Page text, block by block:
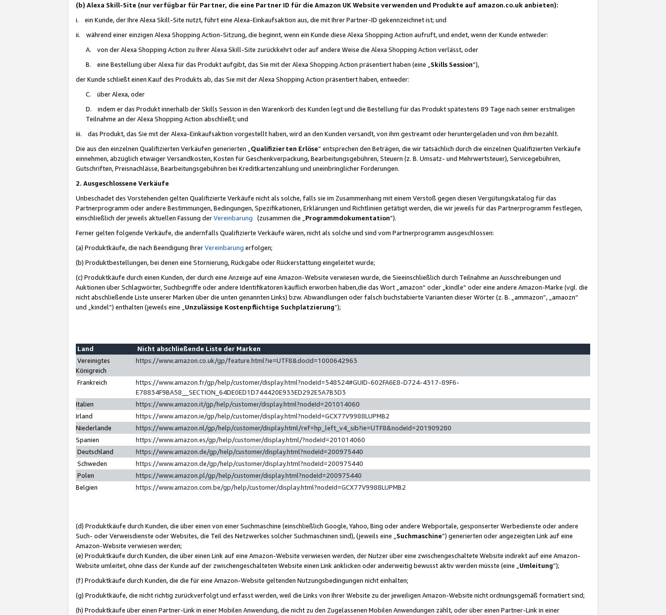
(b) Alexa Skill-Site (nur verfügbar für Partner, die eine Partner ID für die Amazon UK Website verwenden und Produkte auf amazon.co.uk anbieten):
i. ein Kunde, der Ihre Alexa Skill-Site nutzt, führt eine Alexa-Einkaufsaktion aus, die mit Ihrer Partner-ID gekennzeichnet ist; und
ii. während einer einzigen Alexa Shopping Action-Sitzung, die beginnt, wenn ein Kunde diese Alexa Shopping Action aufruft, und endet, wenn der Kunde entweder:
A. von der Alexa Shopping Action zu Ihrer Alexa Skill-Site zurückkehrt oder auf andere Weise die Alexa Shopping Action verlässt, oder
B. eine Bestellung über Alexa für das Produkt aufgibt, das Sie mit der Alexa Shopping Action präsentiert haben (eine „ Skills Session“),
der Kunde schließt einen Kauf des Produkts ab, das Sie mit der Alexa Shopping Action präsentiert haben, entweder:
C. über Alexa, oder
D. indem er das Produkt innerhalb der Skills Session in den Warenkorb des Kunden legt und die Bestellung für das Produkt spätestens 89 Tage nach seiner erstmaligen
Teilnahme an der Alexa Shopping Action abschließt; und
iii. das Produkt, das Sie mit der Alexa-Einkaufsaktion vorgestellt haben, wird an den Kunden versandt, von ihm gestreamt oder heruntergeladen und von ihm bezahlt.
Die aus den einzelnen Qualifizierten Verkäufen generierten „ Qualifizierten Erlöse“ entsprechen den Beträgen, die wir tatsächlich durch die einzelnen Qualifizierten Verkäufe
einnehmen, abzüglich etwaiger Versandkosten, Kosten für Geschenkverpackung, Bearbeitungsgebühren, Steuern (z. B. Umsatz- und Mehrwertsteuer), Servicegebühren,
Gutschriften, Preisnachlässe, Bearbeitungsgebühren bei Kreditkartenzahlung und uneinbringlicher Forderungen.
2. Ausgeschlossene Verkäufe
Unbeschadet des Vorstehenden gelten Qualifizierte Verkäufe nicht als solche, falls sie im Zusammenhang mit einem Verstoß gegen diesen Vergütungskatalog für das
Partnerprogramm oder andere Bestimmungen, Bedingungen, Spezifikationen, Erklärungen und Richtlinien getätigt werden, die wir jeweils für das Partnerprogramm festlegen,
einschließlich der jeweils aktuellen Fassung derVereinbarung (zusammen die „ Programmdokumentation“).
Ferner gelten folgende Verkäufe, die andernfalls Qualifizierte Verkäufe wären, nicht als solche und sind vom Partnerprogramm ausgeschlossen:
(a) Produktkäufe, die nach Beendigung IhrerVereinbarung erfolgen;
(b) Produktbestellungen, bei denen eine Stornierung, Rückgabe oder Rückerstattung eingeleitet wurde;
(c) Produktkäufe durch einen Kunden, der durch eine Anzeige auf eine Amazon-Website verwiesen wurde, die Sieeinschließlich durch Teilnahme an Ausschreibungen und
Auktionen über Schlagwörter, Suchbegriffe oder andere Identifikatoren käuflich erworben haben,die das Wort „amazon“ oder „kindle“ oder eine andere Amazon-Marke (vgl. die
nicht abschließende Liste unserer Marken über die unten genannten Links) bzw. Abwandlungen oder falsch buchstabierte Varianten dieser Wörter (z. B. „ammazon“, „amaozn“
und „kindel“) enthalten (jeweils eine „ Unzulässige Kostenpflichtige Suchplatzierung”);
Land
Nicht abschließende Liste der Marken
Vereinigtes
Königreich
https://www.amazon.co.uk/gp/feature.html?ie=UTF8&docId=1000642963
Frankreich
https://www.amazon.fr/gp/help/customer/display.html?nodeId=548524#GUID-602FA6E8-D724-4317-89F6-
E78834F9BA58__SECTION_64DE0ED1D744420E933ED292E5A7B3D3
Italien
https://www.amazon.it/gp/help/customer/display.html?nodeId=201014060
Irland
https://www.amazon.ie/gp/help/customer/display.html?nodeId=GCX77V9988LUPMB2
Niederlande
https://www.amazon.nl/gp/help/customer/display.html/ref=hp_left_v4_sib?ie=UTF8&nodeId=201909280
Spanien
https://www.amazon.es/gp/help/customer/display.html/?nodeId=201014060
Deutschland
https://www.amazon.de/gp/help/customer/display.html?nodeId=200975440
Schweden
https://www.amazon.de/gp/help/customer/display.html?nodeId=200975440
Polen
https://www.amazon.pl/gp/help/customer/display.html?nodeId=200975440
Belgien
https://www.amazon.com.be/gp/help/customer/display.html?nodeId=GCX77V9988LUPMB2
(d) Produktkäufe durch Kunden, die über einen von einer Suchmaschine (einschließlich Google, Yahoo, Bing oder andere Webportale, gesponserter Werbedienste oder andere
Such- oder Verweisdienste oder Websites, die Teil des Netzwerkes solcher Suchmaschinen sind), (jeweils eine „ Suchmaschine“) generierten oder angezeigten Link auf eine
Amazon-Website verwiesen werden;
(e) Produktkäufe durch Kunden, die über einen Link auf eine Amazon-Website verwiesen werden, der Nutzer über eine zwischengeschaltete Website indirekt auf eine Amazon-
Website umleitet, ohne dass der Kunde auf der zwischengeschalteten Website einen Link anklicken oder anderweitig bewusst aktiv werden müsste (eine „ Umleitung“);
(f) Produktkäufe durch Kunden, die die für eine Amazon-Website geltenden Nutzungsbedingungen nicht einhalten;
(g) Produktkäufe, die nicht richtig zurückverfolgt und erfasst werden, weil die Links von Ihrer Website zu der jeweiligen Amazon-Website nicht ordnungsgemäß formatiert sind;
(h) Produktkäufe über einen Partner-Link in einer Mobilen Anwendung, die nicht zu den Zugelassenen Mobilen Anwendungen zählt, oder über einen Partner-Link in einer